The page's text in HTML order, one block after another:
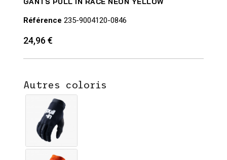
Référence 235-9004120-0846
24,96 €
Autres coloris